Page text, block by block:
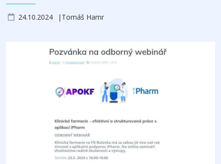
24.10.2024 Tomáš Hamr